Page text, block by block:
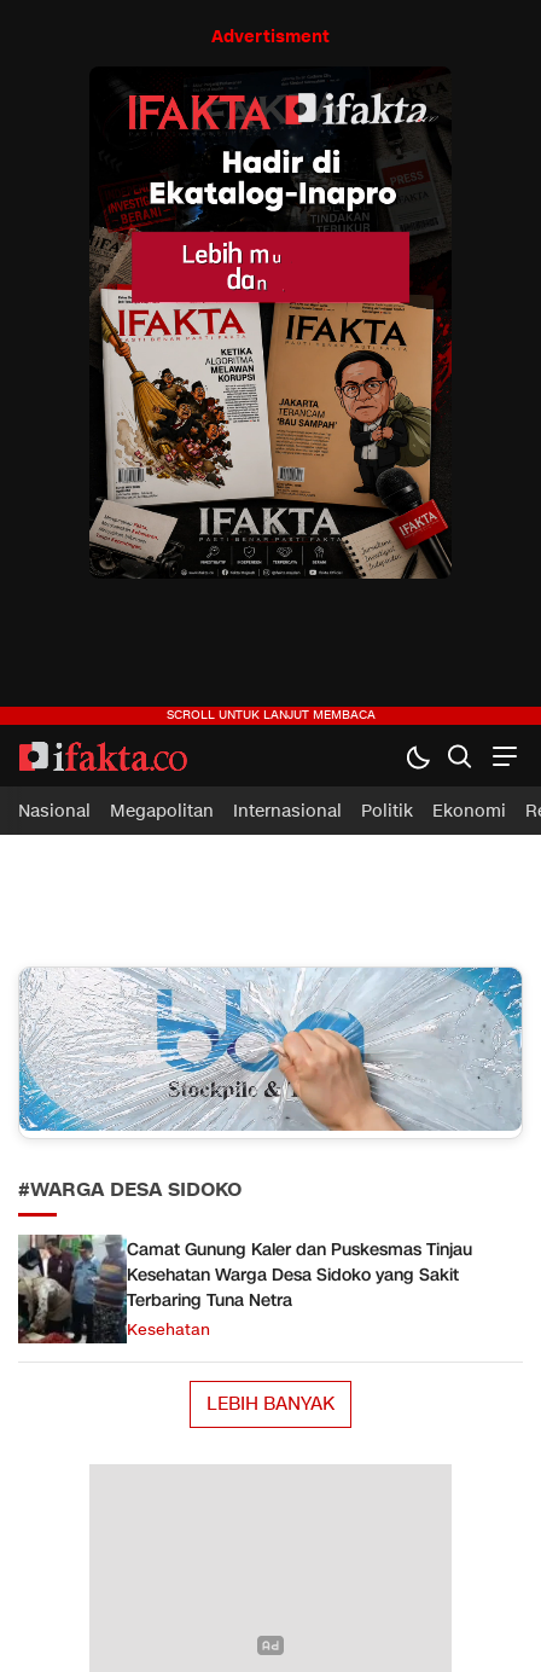
Advertisment
ifakta.co
#pastibenar
Nasional Megapolitan Internasional Politik Ekonomi
#WARGA DESA SIDOKO
Camat Gunung Kaler dan Puskesmas Tinjau
Kesehatan Warga Desa Sidoko yang Sakit
Terbaring Tuna Netra
Kesehatan
LEBIH BANYAK